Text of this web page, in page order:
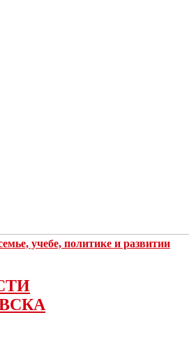
учебе, политике и развитии